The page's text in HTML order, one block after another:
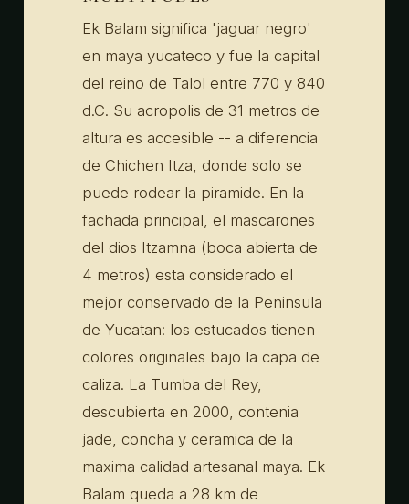
Ek Balam significa 'jaguar negro'
en maya yucateco y fue la capital
del reino de Talol entre 770 y 840
d.C. Su acropolis de 31 metros de
altura es accesible -- a diferencia
de Chichen Itza, donde solo se
puede rodear la piramide. En la
fachada principal, el mascarones
del dios Itzamna (boca abierta de
4 metros) esta considerado el
mejor conservado de la Peninsula
de Yucatan: los estucados tienen
colores originales bajo la capa de
caliza. La Tumba del Rey,
descubierta en 2000, contenia
jade, concha y ceramica de la
maxima calidad artesanal maya. Ek
Balam queda a 28 km de